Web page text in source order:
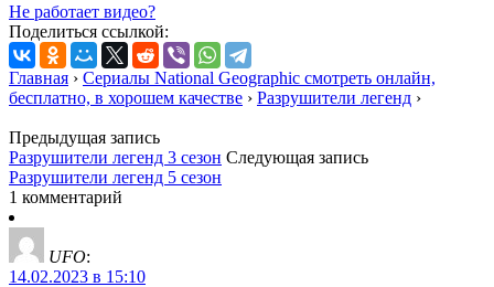
Не работает видео?
Поделиться ссылкой:
Главная › Сериалы National Geographic смотреть онлайн,
бесплатно, в хорошем качестве › Разрушители легенд ›
Предыдущая запись
Разрушители легенд 3 сезон Следующая запись
Разрушители легенд 5 сезон
1 комментарий
UFO:
14.02.2023 в 15:10